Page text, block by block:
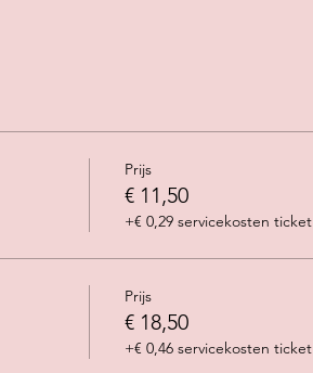
Prijs
€ 11,50
+€ 0,29 servicekosten ticket
Prijs
€ 18,50
+€ 0,46 servicekosten ticket